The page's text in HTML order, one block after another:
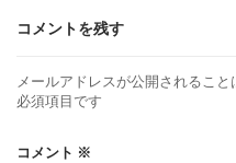
コメントを残す
メールアドレスが公開されること
必須項目です
コメント ※